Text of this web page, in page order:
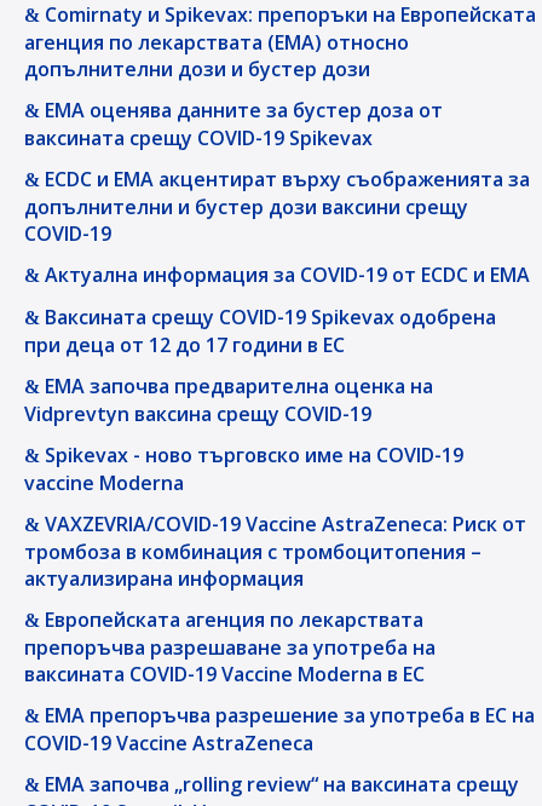
Comirnaty и Spikevax: препоръки на Европейската
агенция по лекарствата (ЕМА) относно
допълнителни дози и бустер дози
EMA оценява данните за бустер доза от
ваксината срещу COVID-19 Spikevax
ЕCDC и EMA акцентират върху съображенията за
допълнителни и бустер дози ваксини срещу
COVID-19
Актуална информация за COVID-19 от ECDC и EMA
Ваксината срещу COVID-19 Spikevax одобрена
при деца от 12 до 17 години в ЕС
EMA започва предварителна оценка на
Vidprevtyn ваксина срещу COVID-19
Spikevax - ново търговско име на COVID-19
vaccine Moderna
VAXZEVRIA/COVID-19 Vaccine AstraZeneca: Риск от
тромбоза в комбинация с тромбоцитопения –
актуализирана информация
Eвропейската агенция по лекарствата
препоръчва разрешаване за употреба на
ваксината COVID-19 Vaccine Moderna в ЕС
EMA препоръчва разрешение за употреба в ЕС на
COVID-19 Vaccine AstraZeneca
EMA започва „rolling review“ на ваксината срещу